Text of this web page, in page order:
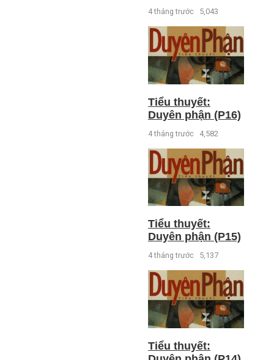
4 tháng trước 5,043
Tiểu thuyết:
Duyên phận (P16)
4 tháng trước 4,582
Tiểu thuyết:
Duyên phận (P15)
4 tháng trước 5,137
Tiểu thuyết: